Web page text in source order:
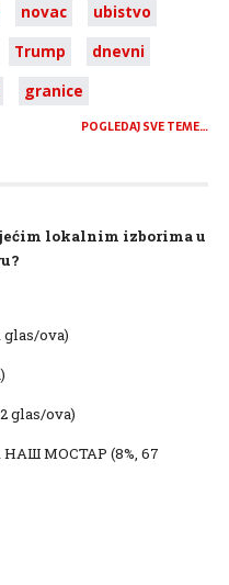
novac
ubistvo
Trump
dnevni
granice
POGLEDAJ SVE TEME…
lokalnim izborima u
glas/ova)
glas/ova)
НАШ МОСТАР (8%, 67